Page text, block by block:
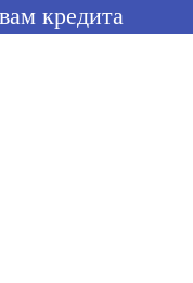
кредита